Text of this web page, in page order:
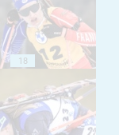
18